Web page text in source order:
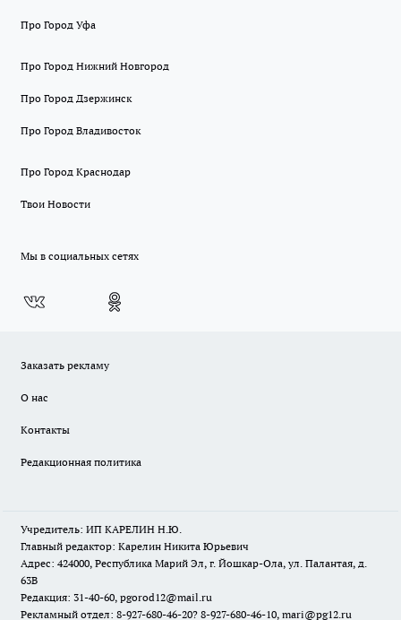
Про Город Уфа
Про Город Нижний Новгород
Про Город Дзержинск
Про Город Владивосток
Про Город Краснодар
Твои Новости
Мы в социальных сетях
Заказать рекламу
О нас
Контакты
Редакционная политика
Учредитель: ИП КАРЕЛИН Н.Ю.
Главный редактор: Карелин Никита Юрьевич
Адрес: 424000, Республика Марий Эл, г. Йошкар-Ола, ул. Палантая, д.
63В
Редакция: 31-40-60, pgorod12@mail.ru
Рекламный отдел: 8-927-680-46-20? 8-927-680-46-10, mari@pg12.ru